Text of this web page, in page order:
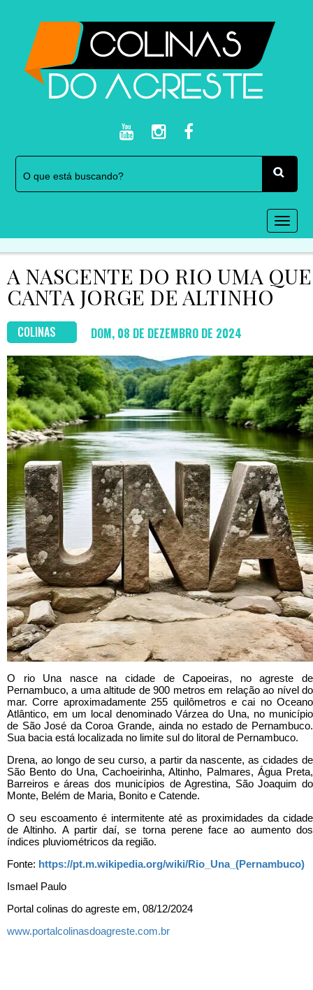
A NASCENTE DO RIO UMA QUE
CANTA JORGE DE ALTINHO
COLINAS DOM, 08 DE DEZEMBRO DE 2024
O rio Una nasce na cidade de Capoeiras, no agreste de
Pernambuco, a uma altitude de 900 metros em relação ao nível do
mar. Corre aproximadamente 255 quilômetros e cai no Oceano
Atlântico, em um local denominado Várzea do Una, no município
de São José da Coroa Grande, ainda no estado de Pernambuco.
Sua bacia está localizada no limite sul do litoral de Pernambuco.
Drena, ao longo de seu curso, a partir da nascente, as cidades de
São Bento do Una, Cachoeirinha, Altinho, Palmares, Água Preta,
Barreiros e áreas dos municípios de Agrestina, São Joaquim do
Monte, Belém de Maria, Bonito e Catende.
O seu escoamento é intermitente até as proximidades da cidade
de Altinho. A partir daí, se torna perene face ao aumento dos
índices pluviométricos da região.
Fonte: https://pt.m.wikipedia.org/wiki/Rio_Una_(Pernambuco)
Ismael Paulo
Portal colinas do agreste em, 08/12/2024
www.portalcolinasdoagreste.com.br